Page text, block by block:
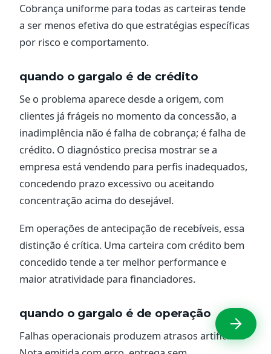
Cobrança uniforme para todas as carteiras tende
a ser menos efetiva do que estratégias específicas
por risco e comportamento.
quando o gargalo é de crédito
Se o problema aparece desde a origem, com
clientes já frágeis no momento da concessão, a
inadimplência não é falha de cobrança; é falha de
crédito. O diagnóstico precisa mostrar se a
empresa está vendendo para perfis inadequados,
concedendo prazo excessivo ou aceitando
concentração acima do desejável.
Em operações de antecipação de recebíveis, essa
distinção é crítica. Uma carteira com crédito bem
concedido tende a ter melhor performance e
maior atratividade para financiadores.
quando o gargalo é de operação
Falhas operacionais produzem atrasos artificiais.